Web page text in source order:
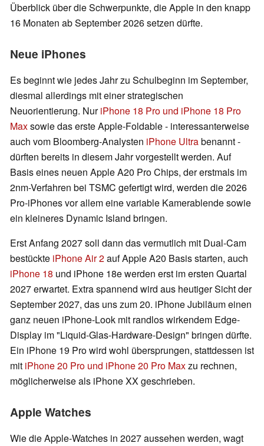
Überblick über die Schwerpunkte, die Apple in den knapp
16 Monaten ab September 2026 setzen dürfte.
Neue iPhones
Es beginnt wie jedes Jahr zu Schulbeginn im September,
diesmal allerdings mit einer strategischen
Neuorientierung. NuriPhone 18 Pro und iPhone 18 Pro
Maxsowie das erste Apple-Foldable - interessanterweise
auch vom Bloomberg-Analysten iPhone Ultrabenannt -
dürften bereits in diesem Jahr vorgestellt werden. Auf
Basis eines neuen Apple A20 Pro Chips, der erstmals im
2nm-Verfahren bei TSMC gefertigt wird, werden die 2026
Pro-iPhones vor allem eine variable Kamerablende sowie
ein kleineres Dynamic Island bringen.
Erst Anfang 2027 soll dann das vermutlich mit Dual-Cam
bestückte iPhone Air 2auf Apple A20 Basis starten, auch
iPhone 18 und iPhone 18e werden erst im ersten Quartal
2027 erwartet. Extra spannend wird aus heutiger Sicht der
September 2027, das uns zum 20. iPhone Jubiläum einen
ganz neuen iPhone-Look mit randlos wirkendem Edge-
Display im "Liquid-Glas-Hardware-Design" bringen dürfte.
Ein iPhone 19 Pro wird wohl übersprungen, stattdessen ist
mit iPhone 20 Pro und iPhone 20 Pro Maxzu rechnen,
möglicherweise als iPhone XX geschrieben.
Apple Watches
Wie die Apple-Watches in 2027 aussehen werden, wagt